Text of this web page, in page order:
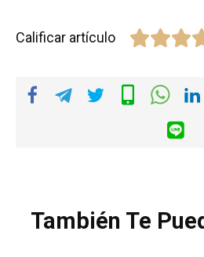
Calificar artículo
También Te